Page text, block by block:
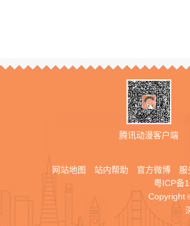
腾讯动漫客户端
网站地图 站内帮助 官方微博 服
粤ICP备
Copyright